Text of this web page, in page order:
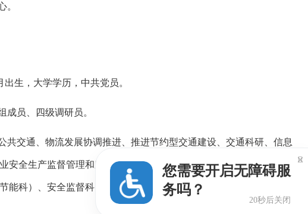
。
出生，大学学历，中共党员。
成员、四级调研员。
共交通、物流发展协调推进、推进节约型交通建设、交通科研、信息
安全生产监督管理和应急处置、综合治理和平安建设等工作；具体分
能科）、安全监督科；分管市道路运输事业发展中心。
您需要开启无障碍服
务吗？
20秒后关闭
